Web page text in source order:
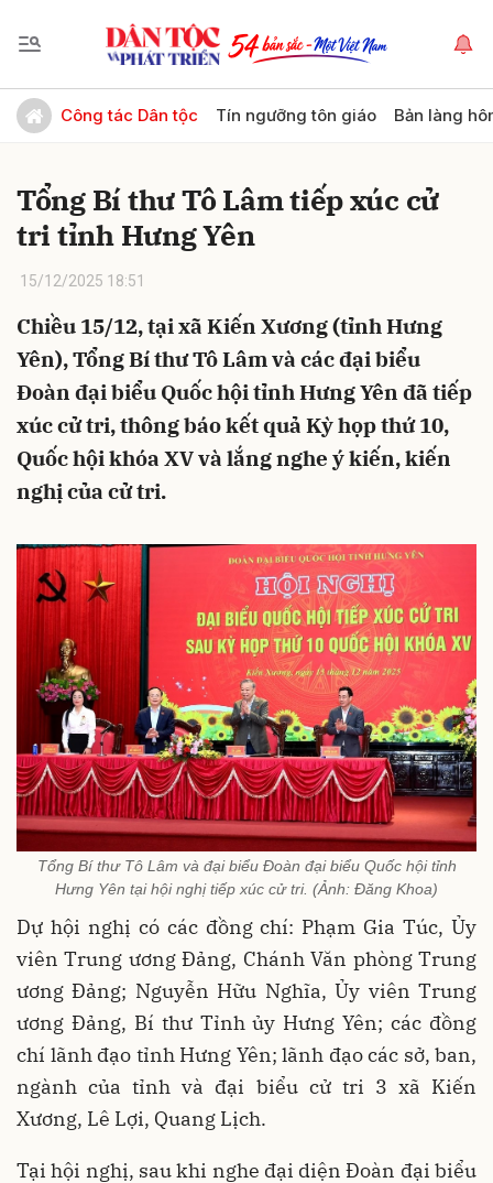
Công tác Dân tộc Tín ngưỡng tôn giáo Bản làng
Tổng Bí thư Tô Lâm tiếp xúc cử
tri tỉnh Hưng Yên
15/12/2025 18:51
Chiều 15/12, tại xã Kiến Xương (tỉnh Hưng
Yên), Tổng Bí thư Tô Lâm và các đại biểu
Đoàn đại biểu Quốc hội tỉnh Hưng Yên đã tiếp
xúc cử tri, thông báo kết quả Kỳ họp thứ 10,
Quốc hội khóa XV và lắng nghe ý kiến, kiến
nghị của cử tri.
Tổng Bí thư Tô Lâm và đại biểu Đoàn đại biểu Quốc hội tỉnh
Hưng Yên tại hội nghị tiếp xúc cử tri. (Ảnh: Đăng Khoa)
Dự hội nghị có các đồng chí: Phạm Gia Túc, Ủy
viên Trung ương Đảng, Chánh Văn phòng Trung
ương Đảng; Nguyễn Hữu Nghĩa, Ủy viên Trung
ương Đảng, Bí thư Tỉnh ủy Hưng Yên; các đồng
chí lãnh đạo tỉnh Hưng Yên; lãnh đạo các sở, ban,
ngành của tỉnh và đại biểu cử tri 3 xã Kiến
Xương, Lê Lợi, Quang Lịch.
Tại hội nghị, sau khi nghe đại diện Đoàn đại biểu
Gửi bình luận
Hủy Gửi